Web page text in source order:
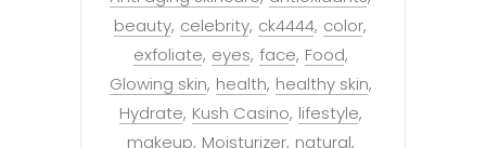
beauty celebrity ck4444 color
exfoliate eyes face Food
Glowing skin health healthy skin
Hydrate Kush Casino lifestyle
makeup Moisturizer natural